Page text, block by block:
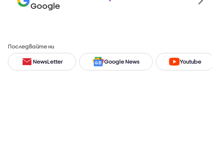
Google
Последвайте ни
NewsLetter Google News Youtube